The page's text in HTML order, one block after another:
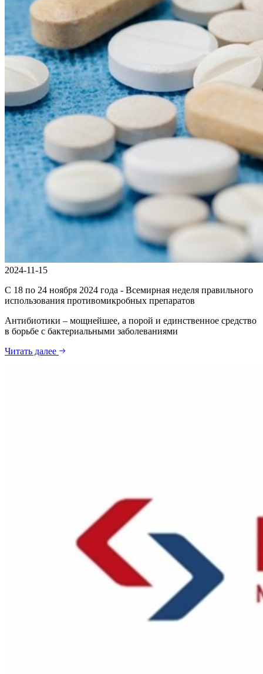
2024-11-15
С 18 по 24 ноября 2024 года - Всемирная неделя правильного
использования противомикробных препаратов
Антибиотики – мощнейшее, а порой и единственное средство
в борьбе с бактериальными заболеваниями
Читать далее